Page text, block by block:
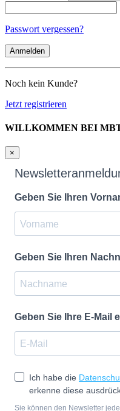
Passwort vergessen?
Noch kein Kunde?
Jetzt registrieren
WILLKOMMEN BEI
×
Geben Sie Ihren
Geben Sie Ihren
Geben Sie Ihre E-Mail
Ich habe die
erkenne diese
Sie können den Newsletter